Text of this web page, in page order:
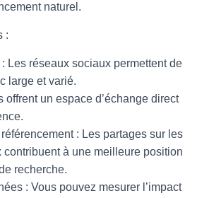
naturel.
:
Les réseaux sociaux permettent de
large et varié.
offrent un espace d’échange direct
: Les partages sur les
contribuent à une meilleure position
recherche.
: Vous pouvez mesurer l’impact